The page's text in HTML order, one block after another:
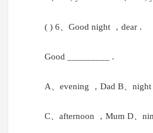
( ) 6、Good night ，dear .
Good _________ .
A、evening ，Dad B、
C、afternoon ，Mum D、